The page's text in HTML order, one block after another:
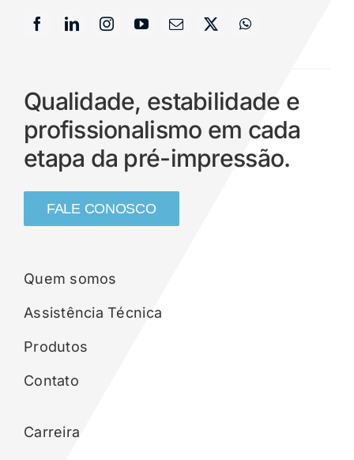
Qualidade, estabilidade e
profissionalismo em cada
etapa da pré-impressão.
FALE CONOSCO
Quem somos
Assistência Técnica
Produtos
Contato
Carreira